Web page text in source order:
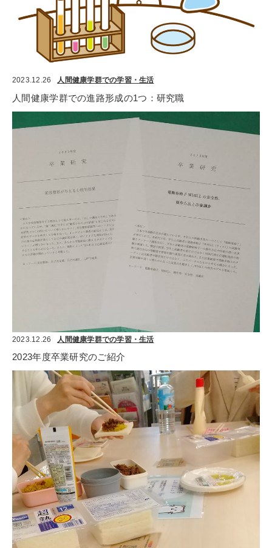
2023.12.26 人間健康学群での学習・生活
人間健康学群での進路形成の1つ：研究職
2023.12.26 人間健康学群での学習・生活
2023年度卒業研究のご紹介